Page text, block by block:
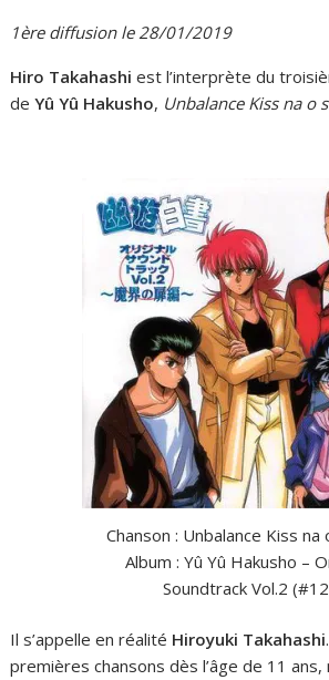
1ère diffusion le 28/01/2019
Hiro Takahashi est l’interprète du
deYû Yû Hakusho, Unbalance Kiss na o
Chanson : Unbalance Kiss
Album : Yû Yû Hakusho –
Soundtrack Vol.2
Il s’appelle en réalité Hiroyuki Takahashi
premières chansons dès l’âge de 11 ans,